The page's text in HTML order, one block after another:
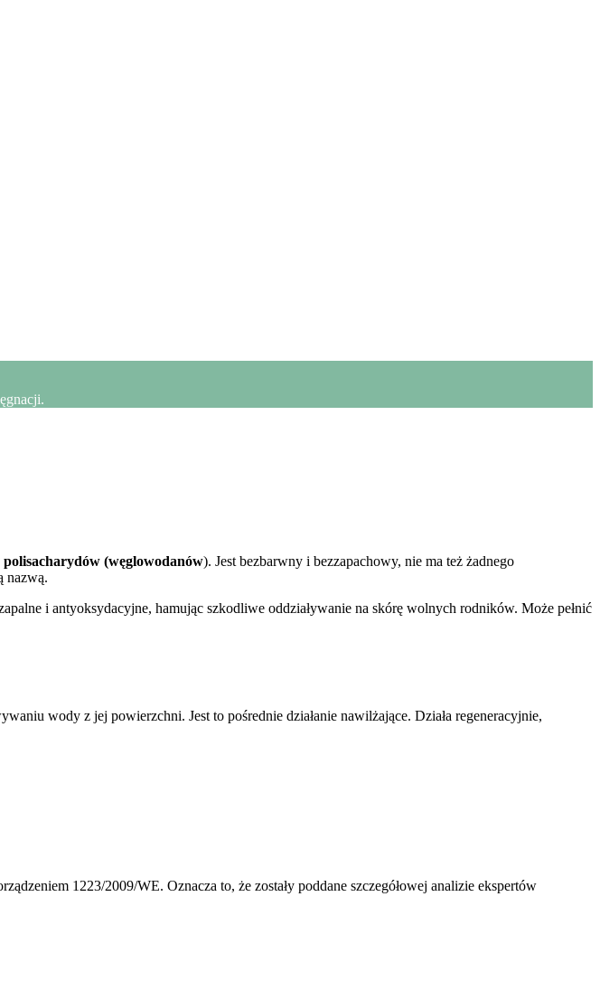
(węglowodanów). Jest bezbarwny i bezzapachowy, nie ma też żadnego
nazwą.
i antyoksydacyjne, hamując szkodliwe oddziaływanie na skórę wolnych rodników. Może pełnić
wody z jej powierzchni. Jest to pośrednie działanie nawilżające. Działa regeneracyjnie,
1223/2009/WE. Oznacza to, że zostały poddane szczegółowej analizie ekspertów